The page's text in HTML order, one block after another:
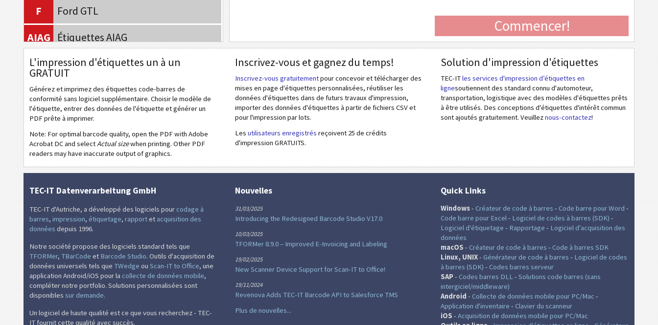
F
Ford GTL
AIAG
Étiquettes AIAG
A
Étiquettes Autoliv
VW
Volkswagen GTL
GM
General Motors
CAT
Caterpillar
GS1
Étiquettes GS1
O
Odette
G
Galia
B
BOSCH
MAT
Étiquettes MAT
LTO
Étiquettes LTO
Commencer!
L'impression d'étiquettes un à un
GRATUIT
Générez et imprimez des étiquettes code-barres de
conformité sans logiciel supplémentaire. Choisir le modèle de
l'étiquette, entrer des données de l'étiquette et générer un
PDF prête à imprimer.
Note: For optimal barcode quality, open the PDF with Adobe
Acrobat DC and selectActual sizewhen printing. Other PDF
readers may have inaccurate output of graphics.
Inscrivez-vous et gagnez du temps!
Inscrivez-vous gratuitementpour concevoir et télécharger des
mises en page d'étiquettes personnalisées, réutiliser les
données d'étiquettes dans de futurs travaux d'impression,
importer des données d'étiquettes à partir de fichiers CSV et
pour l'impression par lots.
Les utilisateurs enregistrés reçoivent 25 de crédits
d'impression GRATUITS.
Solution d'impression d'étiquettes
TEC-ITles services d'impression d’étiquettes en
lignesoutiennent des standard connu d'automoteur,
transportation, logistique avec des modèles d'étiquettes prêts
à être utilisés. Des conceptions d'étiquettes d'intérêt commun
sont ajoutés gratuitement. Veuilleznous-contactez!
TEC-IT Datenverarbeitung GmbH
TEC-IT d'Autriche, a développé des logiciels pour codage à
barres, impression, étiquetage, rapportet acquisition des
données depuis 1996.
Notre société propose des logiciels standard tels que
TFORMer, TBarCode et Barcode Studio. Outils d'acquisition de
données universels tels que TWedge ou Scan-IT to Office, une
application Android/iOS pour la collecte de données mobile,
compléter notre portfolio. Solutions personnalisées sont
disponibles sur demande.
Un logiciel de haute qualité est ce que vous recherchez - TEC-
IT fournit cette qualité avec succès.
Nouvelles
31/03/2025
Introducing the Redesigned Barcode Studio V17.0
10/03/2025
TFORMer 8.9.0 – Improved E-Invoicing and Labeling
19/02/2025
New Scanner Device Support for Scan-IT to Office!
19/11/2024
Revenova Adds TEC-IT Barcode API to Salesforce TMS
Plus de nouvelles...
Quick Links
Windows- Créateur de code à barres - Code barre pour Word -
Code barre pour Excel- Logiciel de codes à barres (SDK) -
Logiciel d'étiquetage - Rapportage - Logiciel d'acquisition des
données
macOS - Créateur de code à barres - Code à barres SDK
Linux, UNIX- Générateur de code à barres - Logiciel de codes
à barres (SDK) - Codes barres serveur
SAP- Codes barres DLL- Solutions code barres (sans
intergiciel/middleware)
Android - Collecte de données mobile pour PC/Mac -
Application d'inventaire - Clavier du scanneur
iOS - Acquisition de données mobile pour PC/Mac